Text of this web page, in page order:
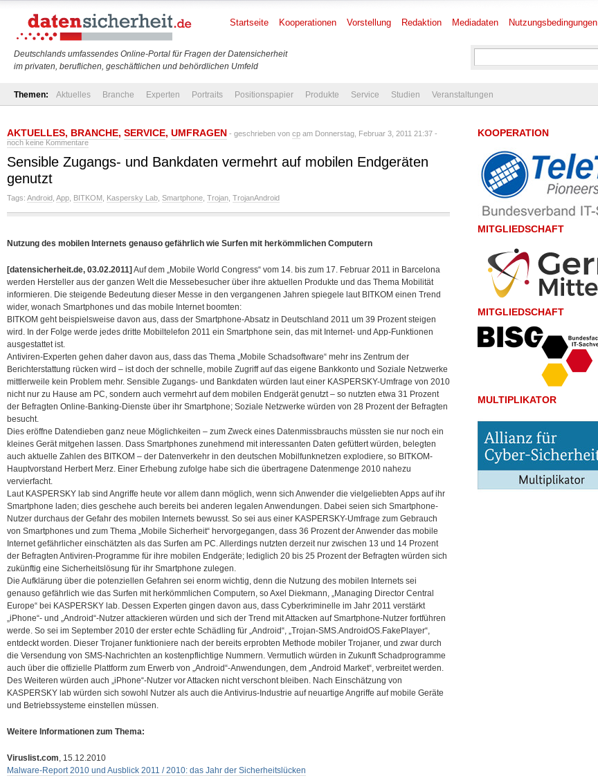
Deutschlands umfassendes Online-Portal für Fragen der Datensicherheit
im privaten, beruflichen, geschäftlichen und behördlichen Umfeld
Startseite Kooperationen Vorstellung Redaktion Mediadaten Nutzungsbedingungen
Themen: Aktuelles Branche Experten Portraits Positionspapier Produkte Service Studien Veranstaltungen
AKTUELLES, BRANCHE, SERVICE, UMFRAGEN - geschrieben von cp am Donnerstag, Februar 3, 2011 21:37 -
noch keine Kommentare
Sensible Zugangs- und Bankdaten vermehrt auf mobilen Endgeräten
genutzt
Tags: Android App BITKOM Kaspersky Lab Smartphone Trojan TrojanAndroid
Nutzung des mobilen Internets genauso gefährlich wie Surfen mit herkömmlichen Computern
[datensicherheit.de, 03.02.2011] Auf dem „Mobile World Congress“ vom 14. bis zum 17. Februar 2011 in Barcelona
werden Hersteller aus der ganzen Welt die Messebesucher über ihre aktuellen Produkte und das Thema Mobilität
informieren. Die steigende Bedeutung dieser Messe in den vergangenen Jahren spiegele laut BITKOM einen Trend
wider, wonach Smartphones und das mobile Internet boomten:
BITKOM geht beispielsweise davon aus, dass der Smartphone-Absatz in Deutschland 2011 um 39 Prozent steigen
wird. In der Folge werde jedes dritte Mobiltelefon 2011 ein Smartphone sein, das mit Internet- und App-Funktionen
ausgestattet ist.
Antiviren-Experten gehen daher davon aus, dass das Thema „Mobile Schadsoftware“ mehr ins Zentrum der
Berichterstattung rücken wird – ist doch der schnelle, mobile Zugriff auf das eigene Bankkonto und Soziale Netzwerke
mittlerweile kein Problem mehr. Sensible Zugangs- und Bankdaten würden laut einer KASPERSKY-Umfrage von 2010
nicht nur zu Hause am PC, sondern auch vermehrt auf dem mobilen Endgerät genutzt – so nutzten etwa 31 Prozent
der Befragten Online-Banking-Dienste über ihr Smartphone; Soziale Netzwerke würden von 28 Prozent der Befragten
besucht.
Dies eröffne Datendieben ganz neue Möglichkeiten – zum Zweck eines Datenmissbrauchs müssten sie nur noch ein
kleines Gerät mitgehen lassen. Dass Smartphones zunehmend mit interessanten Daten gefüttert würden, belegten
auch aktuelle Zahlen des BITKOM – der Datenverkehr in den deutschen Mobilfunknetzen explodiere, so BITKOM-
Hauptvorstand Herbert Merz. Einer Erhebung zufolge habe sich die übertragene Datenmenge 2010 nahezu
vervierfacht.
Laut KASPERSKY lab sind Angriffe heute vor allem dann möglich, wenn sich Anwender die vielgeliebten Apps auf ihr
Smartphone laden; dies geschehe auch bereits bei anderen legalen Anwendungen. Dabei seien sich Smartphone-
Nutzer durchaus der Gefahr des mobilen Internets bewusst. So sei aus einer KASPERSKY-Umfrage zum Gebrauch
von Smartphones und zum Thema „Mobile Sicherheit“ hervorgegangen, dass 36 Prozent der Anwender das mobile
Internet gefährlicher einschätzten als das Surfen am PC. Allerdings nutzten derzeit nur zwischen 13 und 14 Prozent
der Befragten Antiviren-Programme für ihre mobilen Endgeräte; lediglich 20 bis 25 Prozent der Befragten würden sich
zukünftig eine Sicherheitslösung für ihr Smartphone zulegen.
Die Aufklärung über die potenziellen Gefahren sei enorm wichtig, denn die Nutzung des mobilen Internets sei
genauso gefährlich wie das Surfen mit herkömmlichen Computern, so Axel Diekmann, „Managing Director Central
Europe“ bei KASPERSKY lab. Dessen Experten gingen davon aus, dass Cyberkriminelle im Jahr 2011 verstärkt
„iPhone“- und „Android“-Nutzer attackieren würden und sich der Trend mit Attacken auf Smartphone-Nutzer fortführen
werde. So sei im September 2010 der erster echte Schädling für „Android“, „Trojan-SMS.AndroidOS.FakePlayer“,
entdeckt worden. Dieser Trojaner funktioniere nach der bereits erprobten Methode mobiler Trojaner, und zwar durch
die Versendung von SMS-Nachrichten an kostenpflichtige Nummern. Vermutlich würden in Zukunft Schadprogramme
auch über die offizielle Plattform zum Erwerb von „Android“-Anwendungen, dem „Android Market“, verbreitet werden.
Des Weiteren würden auch „iPhone“-Nutzer vor Attacken nicht verschont bleiben. Nach Einschätzung von
KASPERSKY lab würden sich sowohl Nutzer als auch die Antivirus-Industrie auf neuartige Angriffe auf mobile Geräte
und Betriebssysteme einstellen müssen.
Weitere Informationen zum Thema:
Viruslist.com, 15.12.2010
Malware-Report 2010 und Ausblick 2011 / 2010: das Jahr der Sicherheitslücken
KOOPERATION
MITGLIEDSCHAFT
MITGLIEDSCHAFT
MULTIPLIKATOR